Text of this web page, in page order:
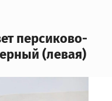
персиково-
(левая)